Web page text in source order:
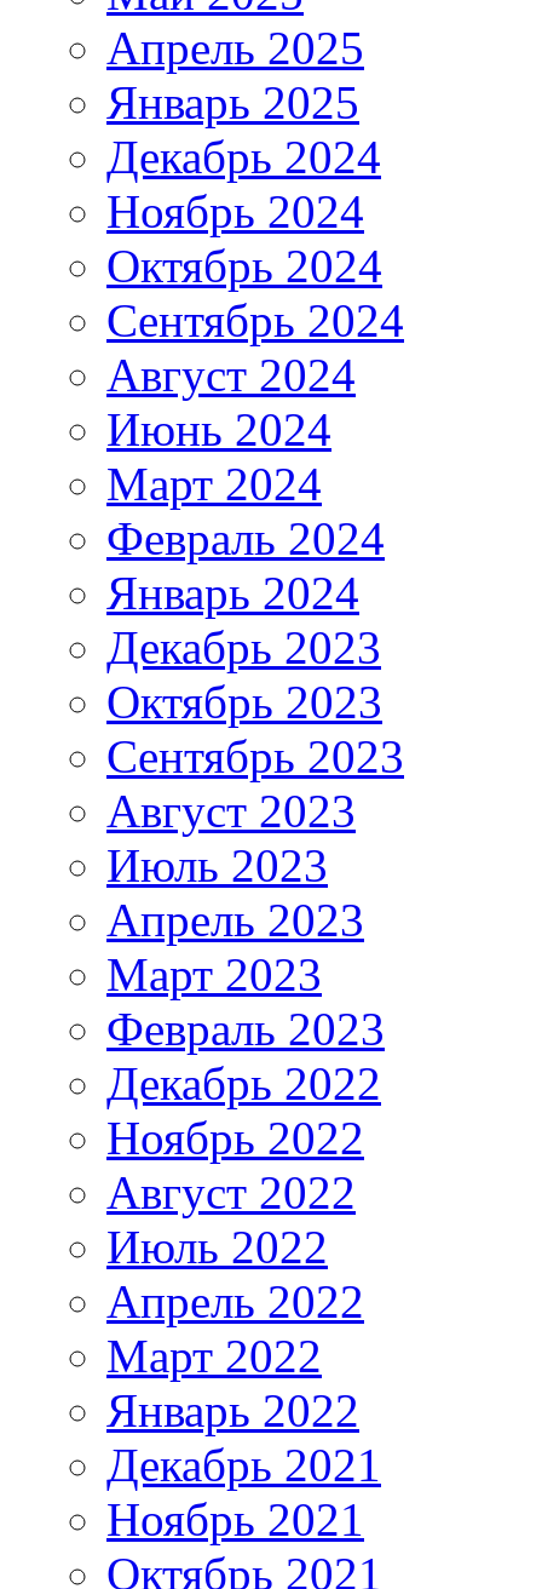
Апрель 2025
Январь 2025
Декабрь 2024
Ноябрь 2024
Октябрь 2024
Сентябрь 2024
Август 2024
Июнь 2024
Март 2024
Февраль 2024
Январь 2024
Декабрь 2023
Октябрь 2023
Сентябрь 2023
Август 2023
Июль 2023
Апрель 2023
Март 2023
Февраль 2023
Декабрь 2022
Ноябрь 2022
Август 2022
Июль 2022
Апрель 2022
Март 2022
Январь 2022
Декабрь 2021
Ноябрь 2021
Октябрь 2021